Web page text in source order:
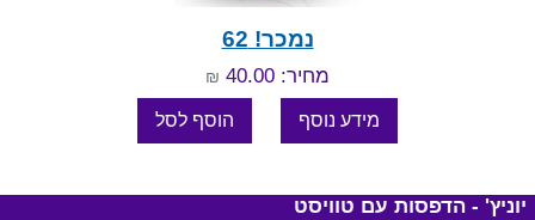
נמכר! 62
מחיר: 40.00 ₪
יוניץ' - הדפסות עם טוויסט